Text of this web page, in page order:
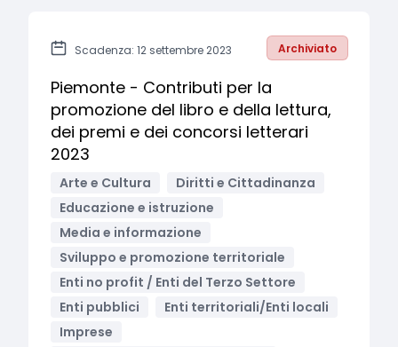
Scadenza: 12 settembre 2023 Archiviato
Piemonte - Contributi per la
promozione del libro e della lettura,
dei premi e dei concorsi letterari
2023
Arte e Cultura
Diritti e Cittadinanza
Educazione e istruzione
Media e informazione
Sviluppo e promozione territoriale
Enti no profit / Enti del Terzo Settore
Enti pubblici
Enti territoriali/Enti locali
Imprese